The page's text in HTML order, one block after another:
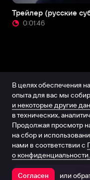
Трейлер (русские
0:01:46
В целях обеспечения
опыта для вас мы
и некоторые другие
в технических,
Продолжая просмотр
на сбор и
нами в соответствии с
о конфиденциальности.
Согласен или